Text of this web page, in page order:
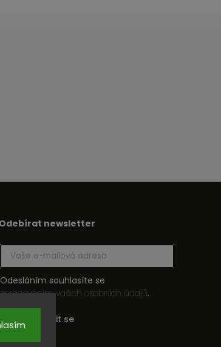
Odebírat newsletter
Odesláním souhlasíte se
zpracováním vašich osobních údajů.
Přihlásit se